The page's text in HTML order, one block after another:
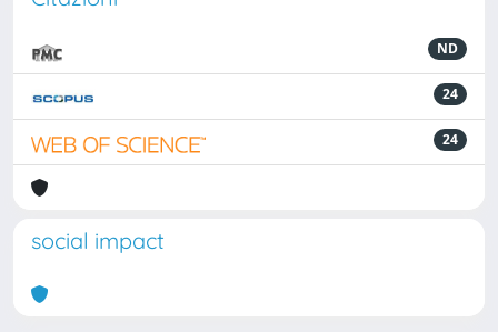
ND
24
24
social impact